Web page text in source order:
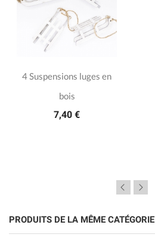
4 Suspensions luges en
bois
7,40 €
PRODUITS DE LA MÊME CATÉGORIE